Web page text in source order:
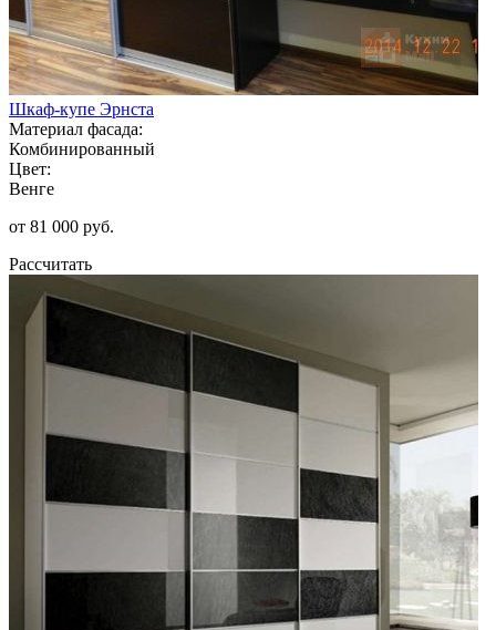
Шкаф-купе Эрнста
Материал фасада:
Комбинированный
Цвет:
Венге
от 81 000 руб.
Рассчитать